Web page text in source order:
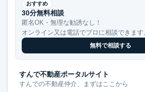
おすすめ
30分無料相談
匿名OK・無理な勧誘なし！
オンライン又は電話でプロに相談できます
無料で相談する
すんで不動産ポータルサイト
すんでの不動産仲介、まずはここから